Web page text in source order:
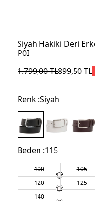
Siyah Hakiki Deri
P0I
1.799,00TL899,50TL
Renk :Siyah
Beden :115
100 105
120
125
140